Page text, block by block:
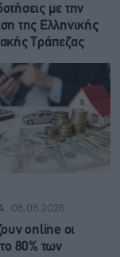
με την
της Ελληνικής
Τράπεζας
08.08.2026
online οι
80% των